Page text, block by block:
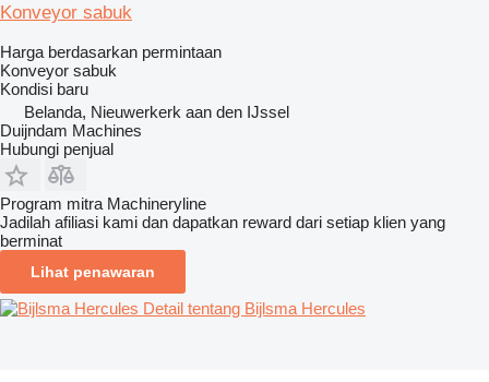
Konveyor sabuk
Harga berdasarkan permintaan
Konveyor sabuk
Kondisi baru
Belanda, Nieuwerkerk aan den IJssel
Duijndam Machines
Hubungi penjual
Program mitra Machineryline
Jadilah afiliasi kami dan dapatkan reward dari setiap klien yang
berminat
Lihat penawaran
Detail tentang Bijlsma Hercules